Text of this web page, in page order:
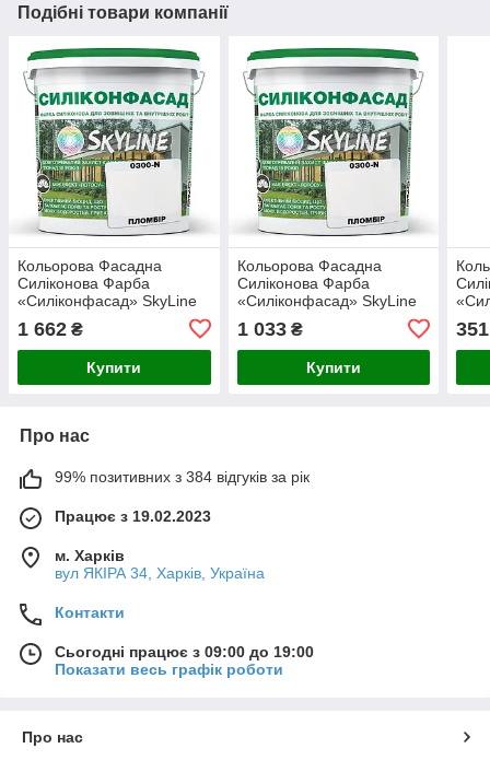
Подібні товари компанії
Кольорова Фасадна
Силіконова Фарба
«Силіконфасад» SkyLine
1 662 ₴
Купити
Кольорова Фасадна
Силіконова Фарба
«Силіконфасад» SkyLine
1 033₴
Купити
351
Про нас
99% позитивних з 384 відгуків за рік
Працює з 19.02.2023
м. Харків
вул ЯКІРА 34, Харків, Україна
Контакти
Сьогодні працює з 09:00 до 19:00
Показати весь графік роботи
Про нас